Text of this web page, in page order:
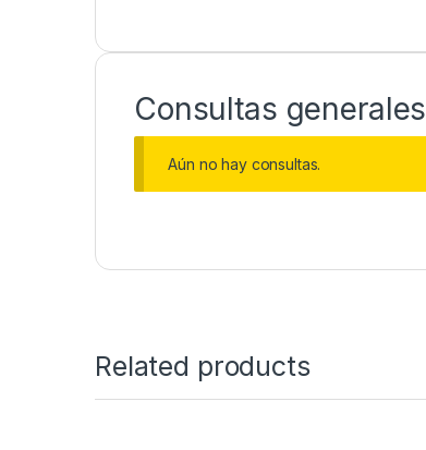
Consultas generales
Aún no hay consultas.
Related products